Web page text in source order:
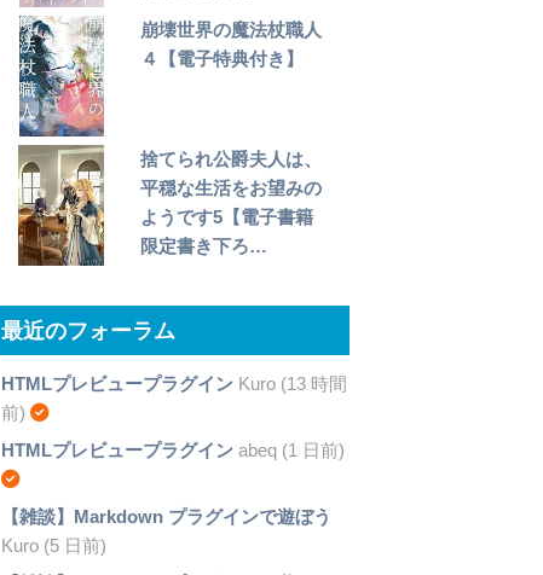
崩壊世界の魔法杖職人
４【電子特典付き】
捨てられ公爵夫人は、
平穏な生活をお望みの
ようです5【電子書籍
限定書き下ろ…
最近のフォーラム
HTMLプレビュープラグインKuro (13 時間
前)
HTMLプレビュープラグインabeq (1 日前)
【雑談】Markdown プラグインで遊ぼう
Kuro (5 日前)